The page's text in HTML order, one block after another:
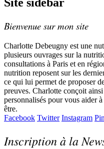
Bienvenue sur mon site
Charlotte Debeugny est une
plusieurs ouvrages sur la
consultations à Paris et en
nutrition reposent sur les
ce qui lui permet de proposer
preuves. Charlotte conçoit
personnalisés pour vous aider
être.
Facebook Twitter Instagram
Inscription à la